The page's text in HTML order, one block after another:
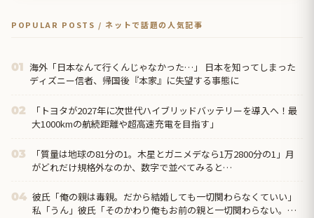
POPULAR POSTS / ネットで話題の人気記事
01 海外「日本なんて行くんじゃなかった…」 日本を知ってしまった
ディズニー信者、帰国後『本家』に失望する事態に
02
「トヨタが2027年に次世代ハイブリッドバッテリーを導入へ！最
大1000kmの航続距離や超高速充電を目指す」
03
「質量は地球の81分の1。木星とガニメデなら1万2800分の1」月
がどれだけ規格外なのか、数字で並べてみると…
04 彼氏「俺の親は毒親。だから結婚しても一切関わらなくていい」
私「うん」彼氏「そのかわり俺もお前の親と一切関わらない。結